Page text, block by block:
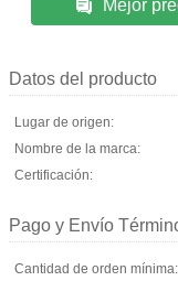
Mejor
Datos del producto
Lugar de origen:
Nombre de la marca:
Certificación:
Pago y Envío
Cantidad de orden mínima: